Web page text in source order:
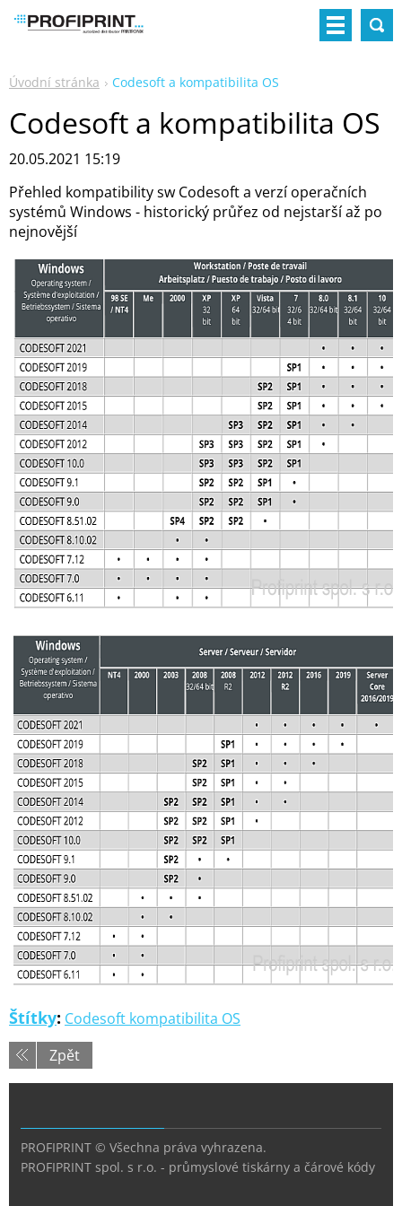
Úvodní stránka Codesoft a kompatibilita OS
Codesoft a kompatibilita OS
20.05.2021 15:19
Přehled kompatibility sw Codesoft a verzí operačních
systémů Windows - historický průřez od nejstarší až po
nejnovější
Štítky: Codesoft kompatibilita OS
Zpět
PROFIPRINT © Všechna práva vyhrazena.
PROFIPRINT spol. s r.o. - průmyslové tiskárny a čárové kódy